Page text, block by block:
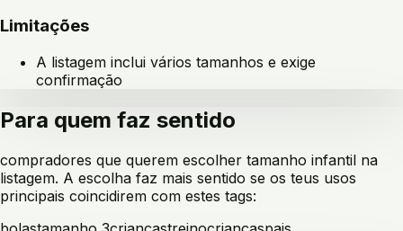
Limitações
A listagem inclui vários tamanhos e exige
confirmação
Para quem faz sentido
compradores que querem escolher tamanho infantil na
listagem. A escolha faz mais sentido se os teus usos
principais coincidirem com estes tags: